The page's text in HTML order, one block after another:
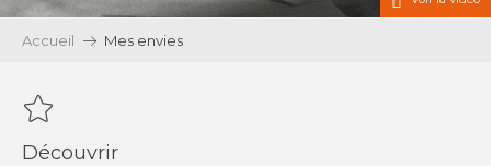
Accueil Mes envies
Découvrir